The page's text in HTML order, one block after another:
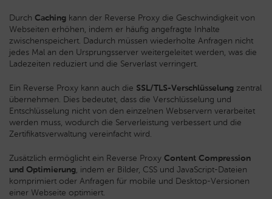
Durch Caching kann der Reverse Proxy die Geschwindigkeit von
Webseiten erhöhen, indem er häufig angefragte Inhalte
zwischenspeichert. Dadurch müssen wiederholte Anfragen nicht
jedes Mal an den Ursprungsserver weitergeleitet werden, was die
Ladezeiten reduziert und die Serverlast verringert.
Ein Reverse Proxy kann auch die SSL/TLS-Verschlüsselung zentral
übernehmen. Dies bedeutet, dass die Verschlüsselung und
Entschlüsselung nicht von den einzelnen Webservern verarbeitet
werden muss, wodurch die Serverleistung verbessert und die
Zertifikatsverwaltung vereinfacht wird.
Zusätzlich ermöglicht ein Reverse Proxy Content Compression
und Optimierung, indem er Bilder, CSS und JavaScript-Dateien
komprimiert oder Anfragen für mobile und Desktop-Versionen
einer Webseite optimiert.